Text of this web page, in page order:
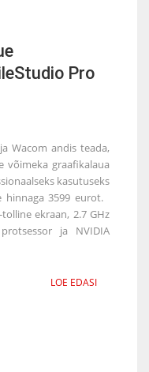
Pro
Wacom andis teada,
võimeka graafikalaua
kasutuseks
3599 eurot.
ekraan, 2.7 GHz
ja NVIDIA
LOE EDASI